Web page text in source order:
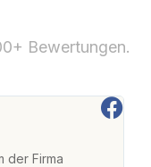
Bewertungen.
der Firma